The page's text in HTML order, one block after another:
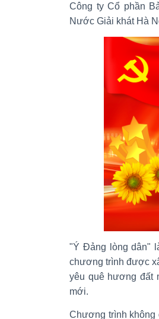
Công ty Cổ phần
Nước Giải khát Hà
"Ý Đảng lòng dân"
chương trình được
yêu quê hương đất
mới.
Chương trình không